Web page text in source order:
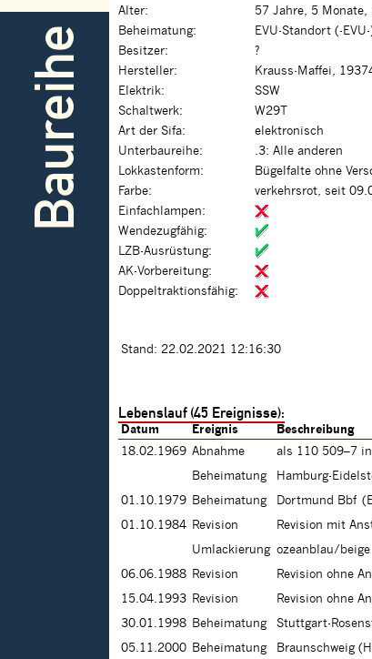
Baureihe
Alter:
57 Jahre, 5 Monate,
Beheimatung:
EVU-Standort (-
Besitzer:
?
Hersteller:
Krauss-Maffei,
Elektrik:
SSW
Schaltwerk:
W29T
Art der Sifa:
elektronisch
Unterbaureihe:
.3: Alle anderen
Lokkastenform:
Bügelfalte ohne
Farbe:
verkehrsrot, seit
Einfachlampen:
Wendezugfähig:
LZB-Ausrüstung:
AK-Vorbereitung:
Doppeltraktionsfähig:
Stand: 22.02.2021 12:16:30
Lebenslauf (45 Ereignisse):
Datum Ereignis
Beschreibung
18.02.1969 Abnahme
als 110 509–7
Beheimatung
Hamburg-
01.10.1979 Beheimatung
Dortmund Bbf
01.10.1984 Revision
Revision mit
Umlackierung ozeanblau/beige
06.06.1988 Revision
Revision ohne
15.04.1993 Revision
Revision ohne
30.01.1998 Beheimatung
Stuttgart-
05.11.2000 Beheimatung
Braunschweig